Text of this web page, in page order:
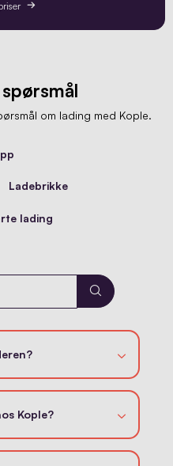
om lading med Kople.
Ladebrikke
lading
Kople?